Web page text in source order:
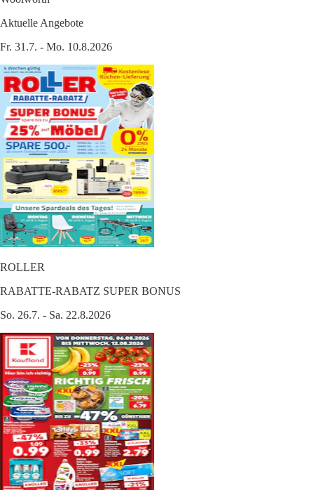
Aktuelle Angebote
Fr. 31.7. - Mo. 10.8.2026
ROLLER
RABATTE-RABATZ SUPER BONUS
So. 26.7. - Sa. 22.8.2026